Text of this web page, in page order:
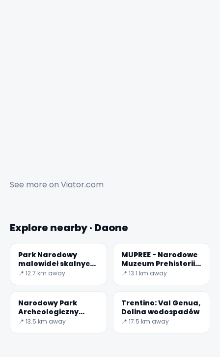
See more on Viator.com
Explore nearby · Daone
Park Narodowy
malowideł skalnych-
Val Camonica
📍 12.7 km away
MUPREE - Narodowe
Muzeum Prehistorii
Doliny Camonica
📍 13.1 km away
Narodowy Park
Archeologiczny
głazów Cemmo
📍 13.5 km away
Trentino: Val Genua,
Dolina wodospadów
📍 17.5 km away